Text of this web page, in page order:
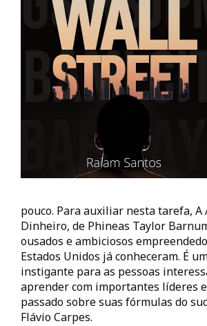
pouco. Para auxiliar nesta tarefa, A
Dinheiro, de Phineas Taylor
ousados e ambiciosos
Estados Unidos já conheceram. É
instigante para as pessoas
aprender com importantes líderes
passado sobre suas fórmulas do
Flávio Carpes.